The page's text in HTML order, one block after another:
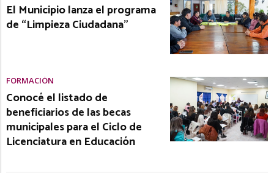
El Municipio lanza el programa
de “Limpieza Ciudadana”
FORMACIÓN
Conocé el listado de
beneficiarios de las becas
municipales para el Ciclo de
Licenciatura en Educación